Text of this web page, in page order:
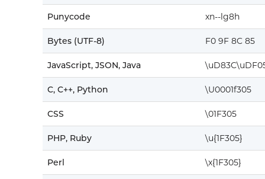
Punycode xn--lg8h
Bytes (UTF-8) F0 9F 8C 85
JavaScript, JSON, Java
C, C++, Python \U0001f305
CSS \01F305
PHP, Ruby \u{1F305}
Perl \x{1F305}